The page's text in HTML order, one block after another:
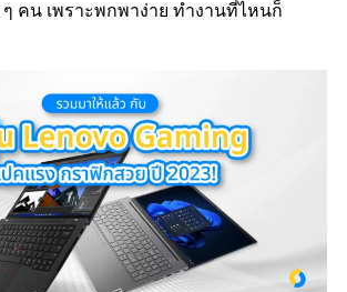
คน เพราะพกพาง่าย ทำงานที่ไหนก็